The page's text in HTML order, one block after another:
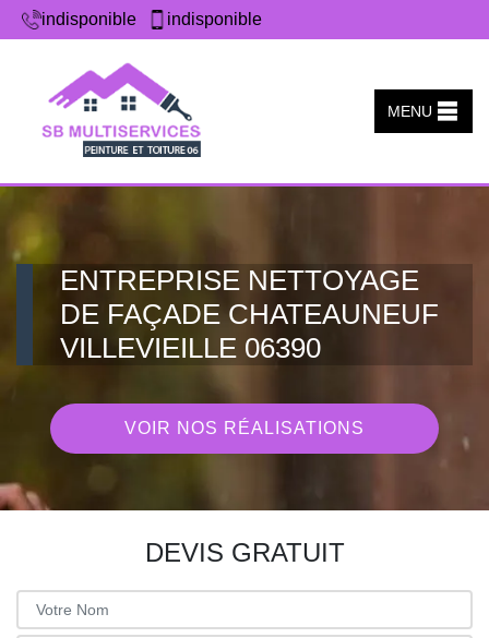
indisponible indisponible
MENU
ENTREPRISE NETTOYAGE
DE FAÇADE CHATEAUNEUF
VILLEVIEILLE 06390
VOIR NOS RÉALISATIONS
DEVIS GRATUIT